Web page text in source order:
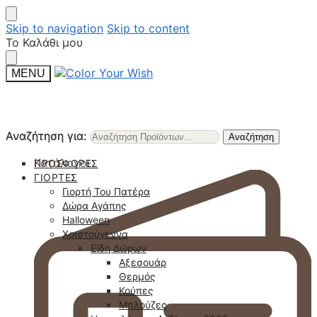
Skip to navigation Skip to content
Το Καλάθι μου
MENU
Αναζήτηση για: Αναζήτηση
Κατάλογοι
Αναζήτηση για: Αναζήτηση
ΠΡΟΣΦΟΡΈΣ
ΓΙΟΡΤΈΣ
Γιορτή Του Πατέρα
Δώρα Αγάπης
Halloween
Χριστούγεννα
Είδη Δώρων
Αξεσουάρ
Θερμός
Κούπες
Μπλούζες